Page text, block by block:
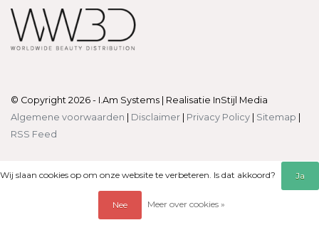
© Copyright 2026 - I.Am Systems | Realisatie InStijl Media
Algemene voorwaarden | Disclaimer | Privacy Policy | Sitemap |
RSS Feed
Wij slaan cookies op om onze website te verbeteren. Is dat akkoord? Ja
Nee Meer over cookies »